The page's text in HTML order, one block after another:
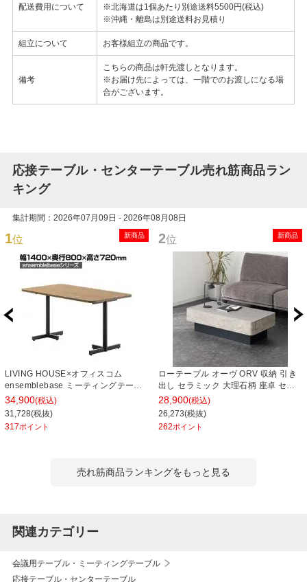
配送費用について
※北海道は1個あたり別途送料5500円(税込)
※沖縄・離島は別途送料お見積り
組立について お客様組立の商品です。
備考
こちらの商品は軒先渡しとなります。
※お届け先によっては、一階でのお渡しになる場
合がございます。
応接テーブル・センターテーブル売れ筋商品ラン
キング
集計期間：2026年07月09日 - 2026年08月08日
1位 新商品
LIVING HOUSE×オフィスコム
ensemblebase ミーティングテーブ
ル T字脚 会議用テーブル ファミレス
ソファテーブル ラウンドテーブル 幅
1400×奥行800×高さ720mm
34,900(税込)
31,728(税抜)
317ポイント
2位 新商品
ローテーブル オーヴ ORV 収納 引き
出し セラミック 大理石柄 座卓 セン
ターテーブル モダン シンプル リビン
グテーブル おしゃれ リビング 完成品
幅1050×奥行550×高さ300mm
28,900(税込)
26,273(税抜)
262ポイント
売れ筋商品ランキングをもっと見る
関連カテゴリー
会議用テーブル・ミーティングテーブル
応接テーブル・センターテーブル